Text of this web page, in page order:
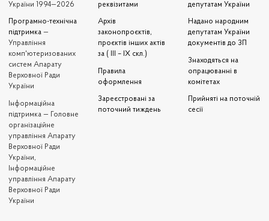
України 1994—2026
Програмно-технічна
підтримка —
Управління
комп'ютеризованих
систем Апарату
Верховної Ради
України
Iнформаційна
підтримка — Головне
організаційне
управління Апарату
Верховної Ради
України,
Інформаційне
управління Апарату
Верховної Ради
України
реквізитами
Архів
законопроєктів,
проєктів інших актів
за ( III – IX скл.)
Правила
оформлення
Зареєстровані за
поточний тиждень
депутатам України
Надано народним
депутатам України
документів до ЗП
Знаходяться на
опрацюванні в
комітетах
Прийняті на поточній
сесії